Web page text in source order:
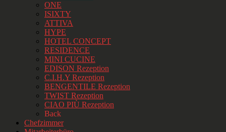
ONE
ISIXTY
ATTIVA
HYPE
HOTEL CONCEPT
RESIDENCE
MINI CUCINE
EDISON Rezeption
C.I.H.Y Rezeption
BENGENTILE Rezeption
TWIST Rezeption
CIAO PIÙ Rezeption
Back
Chefzimmer